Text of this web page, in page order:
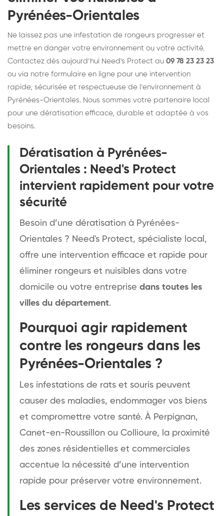
Pyrénées-Orientales
Ne laissez pas une infestation de rongeurs progresser et
mettre en danger votre environnement ou votre activité.
Contactez dès aujourd’hui Need's Protect au 09 78 23 23 23
ou via notre formulaire en ligne pour une intervention
rapide, sécurisée et respectueuse de l’environnement à
Pyrénées-Orientales. Nous sommes votre partenaire local
pour une dératisation efficace, durable et adaptée à vos
besoins.
Dératisation à Pyrénées-
Orientales : Need's Protect
intervient rapidement pour votre
sécurité
Besoin d’une dératisation à Pyrénées-
Orientales ? Need's Protect, spécialiste local,
offre une intervention efficace et rapide pour
éliminer rongeurs et nuisibles dans votre
domicile ou votre entreprise dans toutes les
villes du département.
Pourquoi agir rapidement
contre les rongeurs dans les
Pyrénées-Orientales ?
Les infestations de rats et souris peuvent
causer des maladies, endommager vos biens
et compromettre votre santé. À Perpignan,
Canet-en-Roussillon ou Collioure, la proximité
des zones résidentielles et commerciales
accentue la nécessité d’une intervention
rapide pour préserver votre environnement.
Les services de Need's Protect